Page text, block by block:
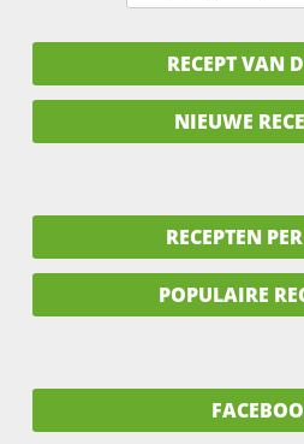
RECEPT VAN
NIEUWE
RECEPTEN
POPULAIRE